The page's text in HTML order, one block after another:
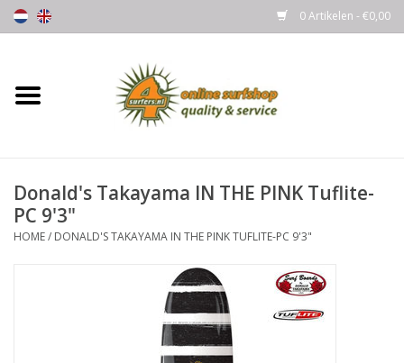
0 Artikelen - €0,00
Home
Wetsuits
Gloves, Caps & Boots
Donald's Takayama IN THE PINK Tuflite-
PC 9'3"
HOME/ DONALD'S TAKAYAMA IN THE PINK TUFLITE-PC 9'3"